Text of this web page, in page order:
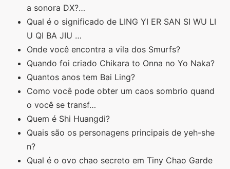
a sonora DX?…
Qual é o significado de LING YI ER SAN SI WU LI
U QI BA JIU …
Onde você encontra a vila dos Smurfs?
Quando foi criado Chikara to Onna no Yo Naka?
Quantos anos tem Bai Ling?
Como você pode obter um caos sombrio quand
o você se transf…
Quem é Shi Huangdi?
Quais são os personagens principais de yeh-she
n?
Qual é o ovo chao secreto em Tiny Chao Garde